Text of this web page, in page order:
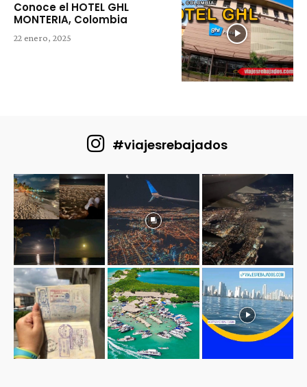
Conoce el HOTEL GHL
MONTERIA, Colombia
22 enero, 2025
#viajesrebajados